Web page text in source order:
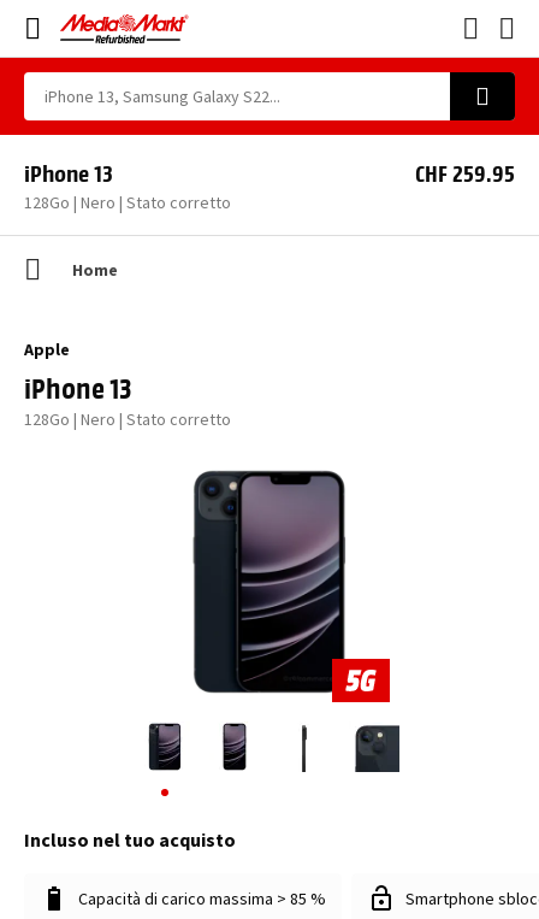
iPhone 13
128Go | Nero | Stato corretto
CHF 259.95
Home
Apple
iPhone 13
128Go | Nero | Stato corretto
Incluso nel tuo acquisto
Capacità di carico massima > 85 % Smartphone